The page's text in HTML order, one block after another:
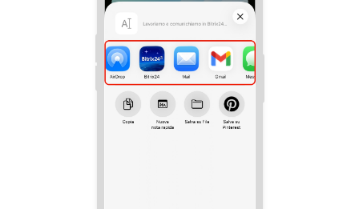
Impostazioni
Enterprise
Bitrix24 On-Premise